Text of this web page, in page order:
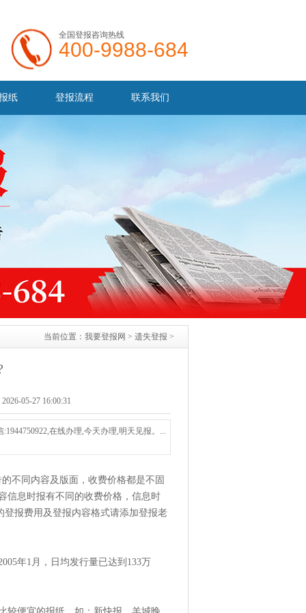
全国登报咨询热线
400-9988-684
纸 登报流程 联系我们
当前位置： 我要登报网 > 遗失登报 >
05-27 16:00:31
在线办理,今天办理,明天见报。...
不同内容及版面，收费价格都是不固
信息时报有不同的收费价格，信息时
登报费用及登报内容格式请添加登报老
年1月，日均发行量已达到133万